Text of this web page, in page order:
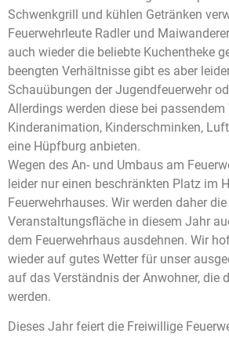
Schwenkgrill und kühlen Getränken
Feuerwehrleute Radler und
auch wieder die beliebte Kuchentheke
beengten Verhältnisse gibt es aber
Schauübungen der Jugendfeuerwehr
Allerdings werden diese bei
Kinderanimation, Kinderschminken,
eine Hüpfburg anbieten.
Wegen des An- und Umbaus am
leider nur einen beschränkten Platz im
Feuerwehrhauses. Wir werden daher die
Veranstaltungsfläche in diesem Jahr
dem Feuerwehrhaus ausdehnen. Wir
wieder auf gutes Wetter für unser
auf das Verständnis der Anwohner, die
werden.
Dieses Jahr feiert die Freiwillige